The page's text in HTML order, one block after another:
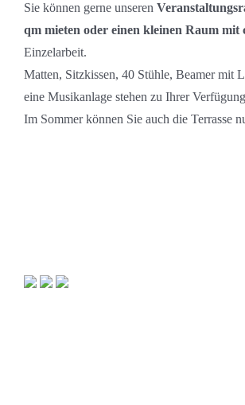
Sie können gerne unseren
qm mieten oder einen kleinen Raum mit
Einzelarbeit.
Matten, Sitzkissen, 40 Stühle, Beamer mit
eine Musikanlage stehen zu Ihrer
Im Sommer können Sie auch die Terrasse